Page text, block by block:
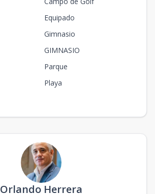
Equipado
Gimnasio
GIMNASIO
Parque
Playa
Orlando Herrera